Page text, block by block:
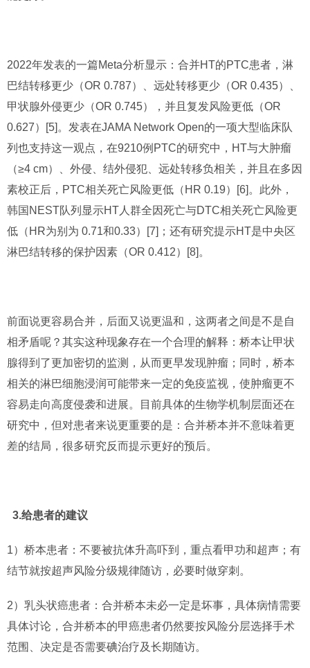
2022年发表的一篇Meta分析显示：合并HT的PTC患者，淋
巴结转移更少（OR 0.787）、远处转移更少（OR 0.435）、
甲状腺外侵更少（OR 0.745），并且复发风险更低（OR
0.627）[5]。发表在JAMA Network Open的一项大型临床队
列也支持这一观点，在9210例PTC的研究中，HT与大肿瘤
（≥4 cm）、外侵、结外侵犯、远处转移负相关，并且在多因
素校正后，PTC相关死亡风险更低（HR 0.19）[6]。此外，
韩国NEST队列显示HT人群全因死亡与DTC相关死亡风险更
低（HR为别为 0.71和0.33）[7]；还有研究提示HT是中央区
淋巴结转移的保护因素（OR 0.412）[8]。
前面说更容易合并，后面又说更温和，这两者之间是不是自
相矛盾呢？其实这种现象存在一个合理的解释：桥本让甲状
腺得到了更加密切的监测，从而更早发现肿瘤；同时，桥本
相关的淋巴细胞浸润可能带来一定的免疫监视，使肿瘤更不
容易走向高度侵袭和进展。目前具体的生物学机制层面还在
研究中，但对患者来说更重要的是：合并桥本并不意味着更
差的结局，很多研究反而提示更好的预后。
3.给患者的建议
1）桥本患者：不要被抗体升高吓到，重点看甲功和超声；有
结节就按超声风险分级规律随访，必要时做穿刺。
2）乳头状癌患者：合并桥本未必一定是坏事，具体病情需要
具体讨论，合并桥本的甲癌患者仍然要按风险分层选择手术
范围、决定是否需要碘治疗及长期随访。